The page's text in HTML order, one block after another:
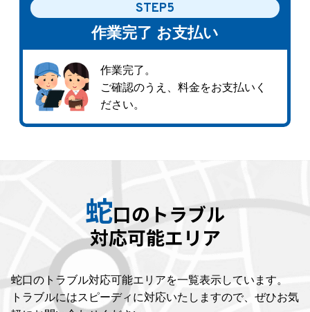
STEP5
作業完了 お支払い
作業完了。
ご確認のうえ、料金をお支払いく
ださい。
蛇口のトラブル
対応可能エリア
蛇口のトラブル対応可能エリアを一覧表示しています。
トラブルにはスピーディに対応いたしますので、ぜひお気